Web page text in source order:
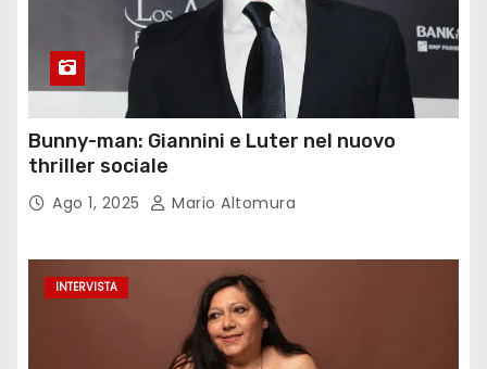
Bunny-man: Giannini e Luter nel nuovo
thriller sociale
Ago 1, 2025 Mario Altomura
INTERVISTA